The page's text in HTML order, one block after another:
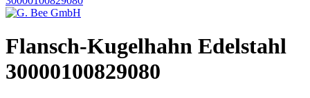
Flansch-Kugelhahn Edelstahl
30000100829080